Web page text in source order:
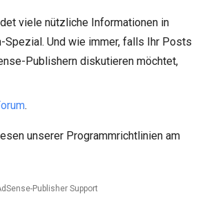
viele nützliche Informationen in
Spezial. Und wie immer, falls Ihr Posts
Publishern diskutieren möchtet,
.
unserer Programmrichtlinien am
Publisher Support